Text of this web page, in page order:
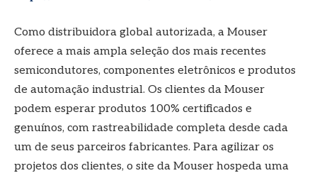
Como distribuidora global autorizada, a Mouser
oferece a mais ampla seleção dos mais recentes
semicondutores, componentes eletrônicos e produtos
de automação industrial. Os clientes da Mouser
podem esperar produtos 100% certificados e
genuínos, com rastreabilidade completa desde cada
um de seus parceiros fabricantes. Para agilizar os
projetos dos clientes, o site da Mouser hospeda uma